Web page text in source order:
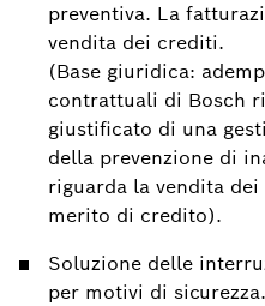
preventiva. La
vendita dei crediti.
(Base giuridica:
contrattuali di Bosch
giustificato di una
della prevenzione di
riguarda la vendita
merito di credito).
Soluzione delle
per motivi di sicurezza.